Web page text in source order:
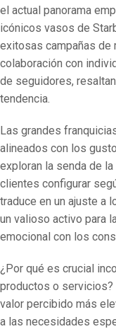
el actual panorama
icónicos vasos de
exitosas campañas de
colaboración con
de seguidores,
tendencia.
Las grandes
alineados con los
exploran la senda de
clientes configurar
traduce en un ajuste a
un valioso activo para
emocional con los
¿Por qué es crucial
productos o servicios?
valor percibido más
a las necesidades